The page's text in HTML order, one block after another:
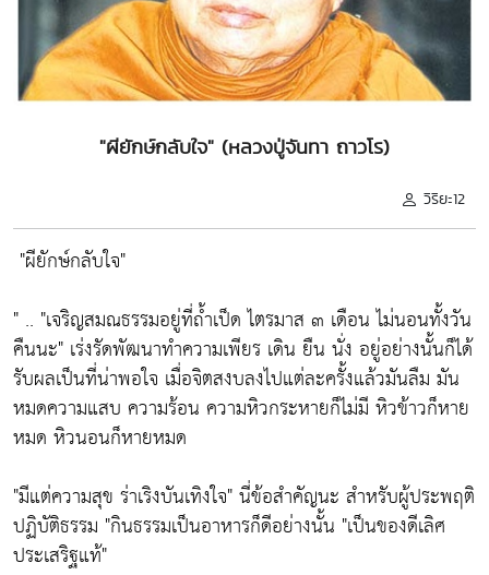
"ผียักษ์กลับใจ" (หลวงปู่จันทา ถาวโร)
วิริยะ12
"ผียักษ์กลับใจ"
" .. "เจริญสมณธรรมอยู่ที่ถ้ำเป็ด ไตรมาส ๓ เดือน ไม่นอนทั้งวัน
คืนนะ" เร่งรัดพัฒนาทำความเพียร เดิน ยืน นั่ง อยู่อย่างนั้นก็ได้
รับผลเป็นที่น่าพอใจ เมื่อจิตสงบลงไปแต่ละครั้งแล้วมันลืม มัน
หมดความแสบ ความร้อน ความหิวกระหายก็ไม่มี หิวข้าวก็หาย
หมด หิวนอนก็หายหมด
"มีแต่ความสุข ร่าเริงบันเทิงใจ" นี่ข้อสำคัญนะ สำหรับผู้ประพฤติ
ปฏิบัติธรรม "กินธรรมเป็นอาหารก็ดีอย่างนั้น "เป็นของดีเลิศ
ประเสริฐแท้"